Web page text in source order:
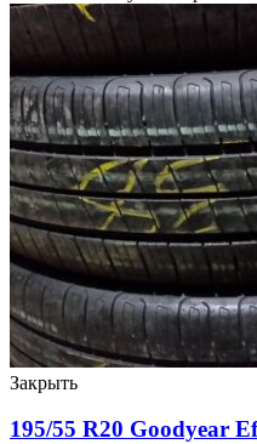
Закрыть
195/55 R20 Goodyear